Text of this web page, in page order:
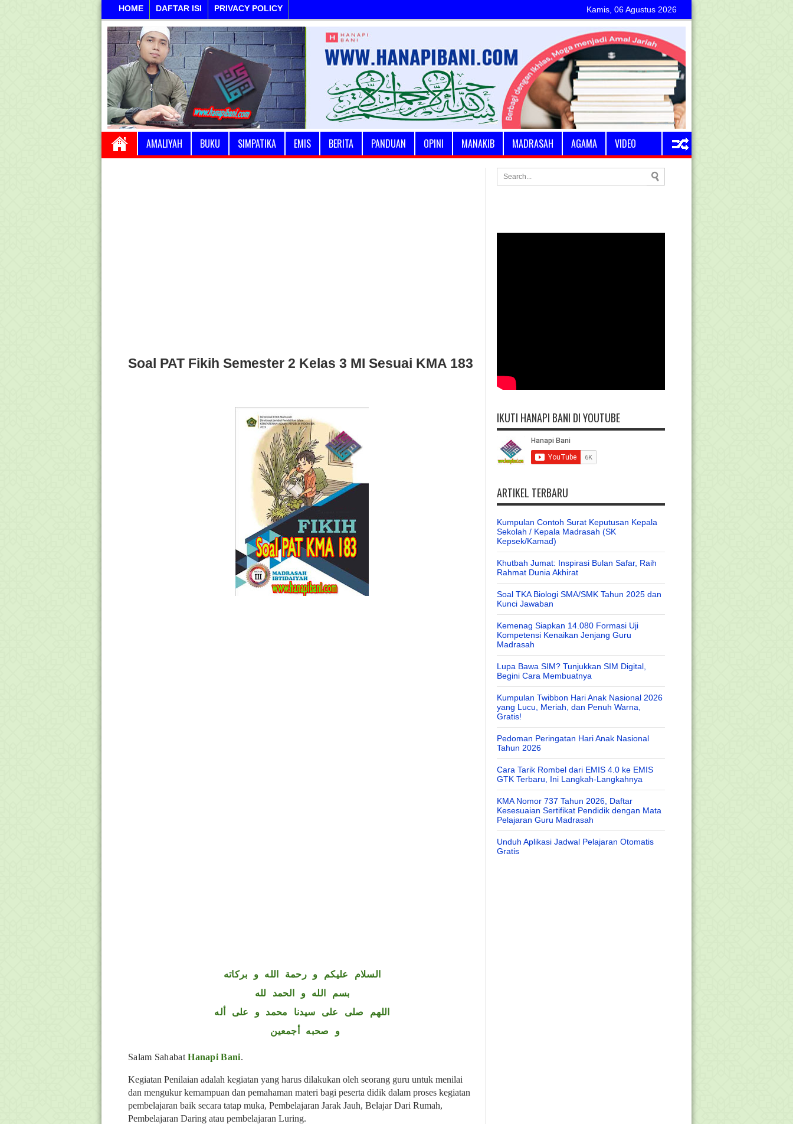
HOME DAFTAR ISI PRIVACY POLICY Kamis, 06 Agustus 2026
AMALIYAH BUKU SIMPATIKA EMIS BERITA PANDUAN OPINI MANAKIB MADRASAH AGAMA VIDEO
Soal PAT Fikih Semester 2 Kelas 3 MI Sesuai KMA 183
السلام عليكم و رحمة الله و بركاته
بسم الله و الحمد لله
اللهم صلى على سيدنا محمد و على أله
و صحبه أجمعين
Salam SahabatHanapi Bani.
Kegiatan Penilaian adalah kegiatan yang harus dilakukan oleh seorang guru untuk menilai
dan mengukur kemampuan dan pemahaman materi bagi peserta didik dalam proses kegiatan
pembelajaran baik secara tatap muka, Pembelajaran Jarak Jauh, Belajar Dari Rumah,
Pembelajaran Daring atau pembelajaran Luring.
IKUTI HANAPI BANI DI YOUTUBE
ARTIKEL TERBARU
Kumpulan Contoh Surat Keputusan Kepala
Sekolah / Kepala Madrasah (SK
Kepsek/Kamad)
Khutbah Jumat: Inspirasi Bulan Safar, Raih
Rahmat Dunia Akhirat
Soal TKA Biologi SMA/SMK Tahun 2025 dan
Kunci Jawaban
Kemenag Siapkan 14.080 Formasi Uji
Kompetensi Kenaikan Jenjang Guru
Madrasah
Lupa Bawa SIM? Tunjukkan SIM Digital,
Begini Cara Membuatnya
Kumpulan Twibbon Hari Anak Nasional 2026
yang Lucu, Meriah, dan Penuh Warna,
Gratis!
Pedoman Peringatan Hari Anak Nasional
Tahun 2026
Cara Tarik Rombel dari EMIS 4.0 ke EMIS
GTK Terbaru, Ini Langkah-Langkahnya
KMA Nomor 737 Tahun 2026, Daftar
Kesesuaian Sertifikat Pendidik dengan Mata
Pelajaran Guru Madrasah
Unduh Aplikasi Jadwal Pelajaran Otomatis
Gratis